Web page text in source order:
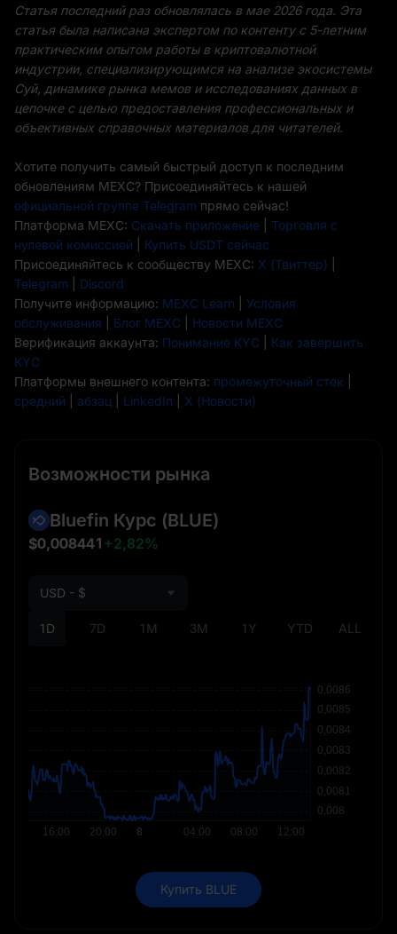
Статья последний раз обновлялась в мае 2026 года. Эта
статья была написана экспертом по контенту с 5-летним
практическим опытом работы в криптовалютной
индустрии, специализирующимся на анализе экосистемы
Суй, динамике рынка мемов и исследованиях данных в
цепочке с целью предоставления профессиональных и
объективных справочных материалов для читателей.
Хотите получить самый быстрый доступ к последним
обновлениям MEXC? Присоединяйтесь к нашей
официальной группе Telegram прямо сейчас!
Платформа MEXC: Скачать приложение
Торговля с
нулевой комиссией
Купить USDT сейчас
Присоединяйтесь к сообществу MEXC: X (Твиттер)
Telegram
Discord
Получите информацию: MEXC Learn
Условия
обслуживания
Блог MEXC
Новости MEXC
Верификация аккаунта: Понимание KYC
Как завершить
KYC
Платформы внешнего контента: промежуточный стек
средний
абзац LinkedIn X (Новости)
Возможности рынка
Bluefin Курс (BLUE)
$0,008441 +2,82%
1D 7D 1M 3M 1Y YTD ALL
USD - $
Купить BLUE